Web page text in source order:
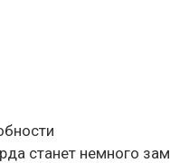
станет немного